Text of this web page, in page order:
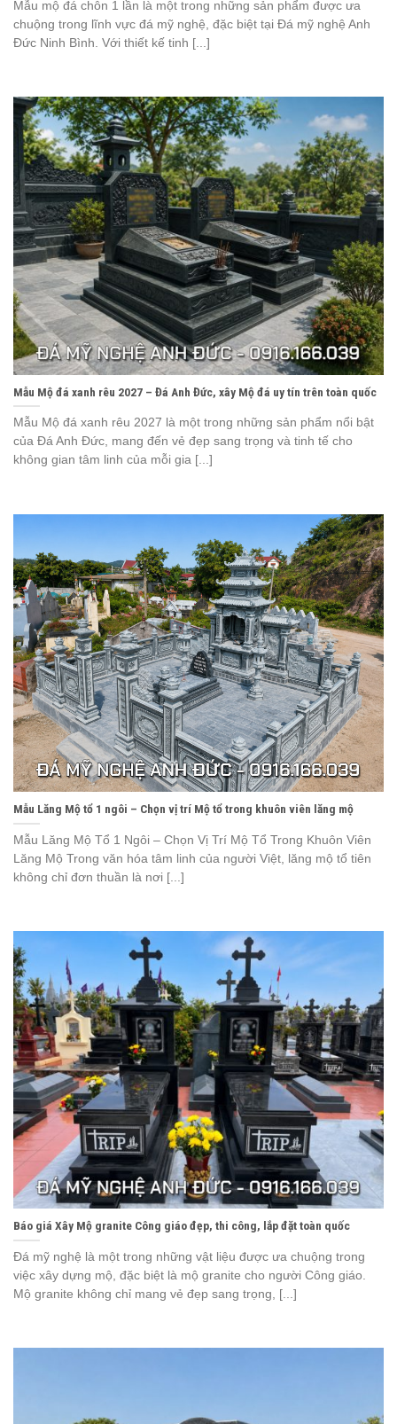
Mẫu mộ đá chôn 1 lần là một trong những sản phẩm được ưa
chuộng trong lĩnh vực đá mỹ nghệ, đặc biệt tại Đá mỹ nghệ Anh
Đức Ninh Bình. Với thiết kế tinh [...]
Mẫu Mộ đá xanh rêu 2027 – Đá Anh Đức, xây Mộ đá uy tín trên toàn quốc
Mẫu Mộ đá xanh rêu 2027 là một trong những sản phẩm nổi bật
của Đá Anh Đức, mang đến vẻ đẹp sang trọng và tinh tế cho
không gian tâm linh của mỗi gia [...]
Mẫu Lăng Mộ tổ 1 ngôi – Chọn vị trí Mộ tổ trong khuôn viên lăng mộ
Mẫu Lăng Mộ Tổ 1 Ngôi – Chọn Vị Trí Mộ Tổ Trong Khuôn Viên
Lăng Mộ Trong văn hóa tâm linh của người Việt, lăng mộ tổ tiên
không chỉ đơn thuần là nơi [...]
Báo giá Xây Mộ granite Công giáo đẹp, thi công, lắp đặt toàn quốc
Đá mỹ nghệ là một trong những vật liệu được ưa chuộng trong
việc xây dựng mộ, đặc biệt là mộ granite cho người Công giáo.
Mộ granite không chỉ mang vẻ đẹp sang trọng, [...]